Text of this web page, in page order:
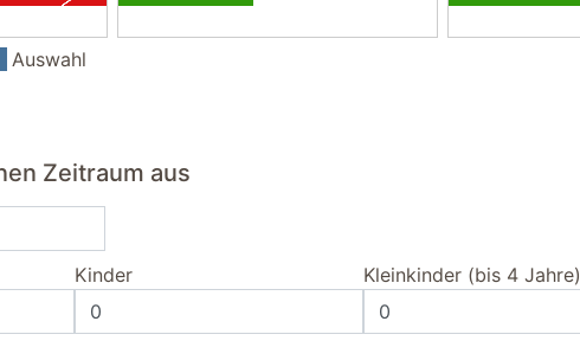
Auswahl
Zeitraum aus
Kinder Kleinkinder (bis 4 Jahre)